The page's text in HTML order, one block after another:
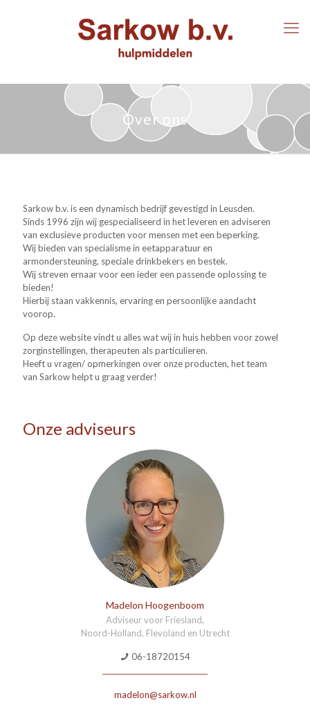
Over ons
Sarkow b.v. is een dynamisch bedrijf gevestigd in Leusden.
Sinds 1996 zijn wij gespecialiseerd in het leveren en adviseren
van exclusieve producten voor mensen met een beperking.
Wij bieden van specialisme in eetapparatuur en
armondersteuning, speciale drinkbekers en bestek.
Wij streven ernaar voor een ieder een passende oplossing te
bieden!
Hierbij staan vakkennis, ervaring en persoonlijke aandacht
voorop.
Op deze website vindt u alles wat wij in huis hebben voor zowel
zorginstellingen, therapeuten als particulieren.
Heeft u vragen/ opmerkingen over onze producten, het team
van Sarkow helpt u graag verder!
Onze adviseurs
Madelon Hoogenboom
Adviseur voor Friesland,
Noord-Holland, Flevoland en Utrecht
06-18720154
madelon@sarkow.nl